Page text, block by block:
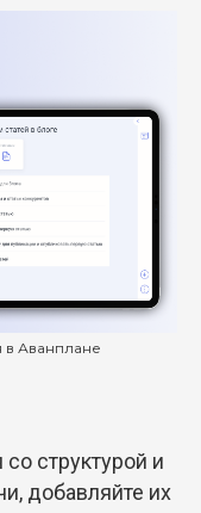
в Аванплане
структурой и
добавляйте их